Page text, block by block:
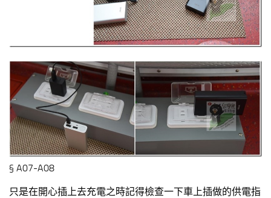
§ A07-A08
只是在開心插上去充電之時記得檢查一下車上插做的供電指